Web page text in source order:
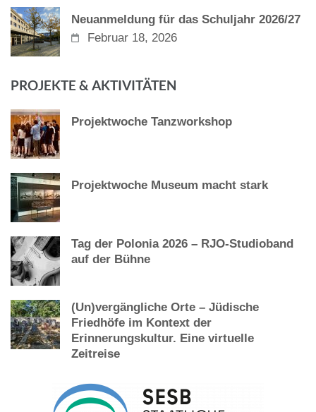
Neuanmeldung für das Schuljahr 2026/27
Februar 18, 2026
PROJEKTE & AKTIVITÄTEN
Projektwoche Tanzworkshop
Projektwoche Museum macht stark
Tag der Polonia 2026 – RJO-Studioband
auf der Bühne
(Un)vergängliche Orte – Jüdische
Friedhöfe im Kontext der
Erinnerungskultur. Eine virtuelle
Zeitreise